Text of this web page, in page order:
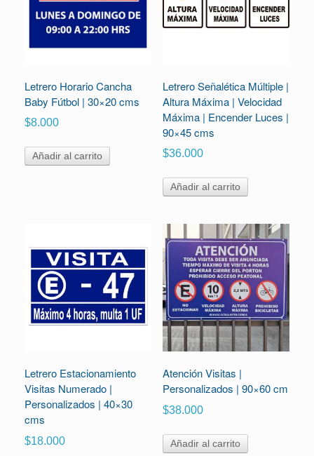
Letrero Horario Cancha
Baby Fútbol | 30×20 cms
$8.000
Añadir al carrito
Letrero Señalética Múltiple |
Altura Máxima | Velocidad
Máxima | Encender Luces |
90×45 cms
$36.000
Añadir al carrito
Letrero Estacionamiento
Visitas Numerado |
Personalizados | 40×30
cms
$18.000
Atención Visitas |
Personalizados | 90×60 cm
$38.000
Añadir al carrito